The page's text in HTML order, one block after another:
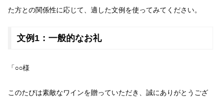
た方との関係性に応じて、適した文例を使ってみてください。
文例1：一般的なお礼
「○○様
このたびは素敵なワインを贈っていただき、誠にありがとうござ